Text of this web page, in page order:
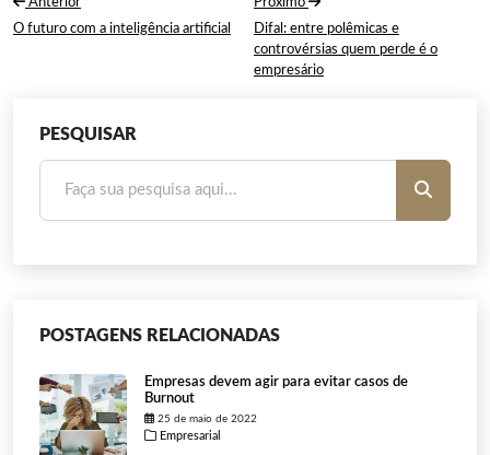
de
Post
O futuro com a inteligência artificial
Próximo
Post:
Difal: entre polêmicas e
controvérsias quem perde é o
empresário
PESQUISAR
POSTAGENS RELACIONADAS
Empresas devem agir para evitar casos de
Burnout
25 de maio de 2022
Empresarial